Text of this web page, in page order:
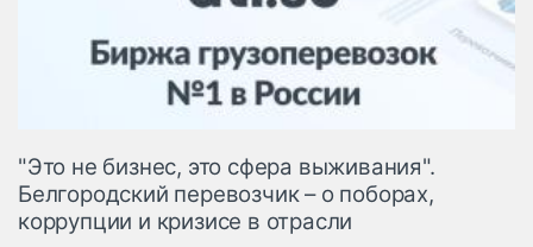
"Это не бизнес, это сфера выживания".
Белгородский перевозчик – о поборах,
коррупции и кризисе в отрасли